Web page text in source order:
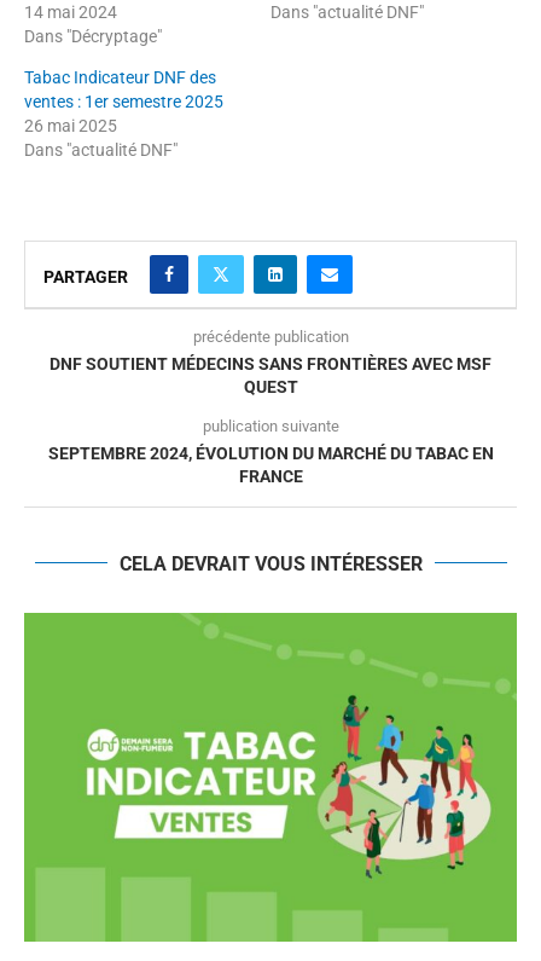
14 mai 2024
Dans "Décryptage"
Dans "actualité DNF"
Tabac Indicateur DNF des
ventes : 1er semestre 2025
26 mai 2025
Dans "actualité DNF"
PARTAGER
précédente publication
DNF SOUTIENT MÉDECINS SANS FRONTIÈRES AVEC MSF
QUEST
publication suivante
SEPTEMBRE 2024, ÉVOLUTION DU MARCHÉ DU TABAC EN
FRANCE
CELA DEVRAIT VOUS INTÉRESSER